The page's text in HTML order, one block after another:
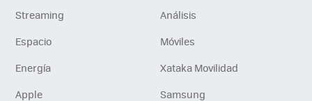
Streaming
Análisis
Espacio
Móviles
Energía
Xataka Movilidad
Apple
Samsung